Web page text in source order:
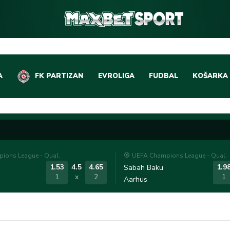
FK PARTIZAN EVROLIGA FUDBAL
DOMAĆI FUDBAL
LIGE PETICE
OSTALE LIGE
KOŠARKA
EVROLIGA
ABA LIGA
League - Qual.
1.53
1
4.5
x
4.65
2
UEFA Champions League - Qual.
Sabah Baku
Aarhus
1